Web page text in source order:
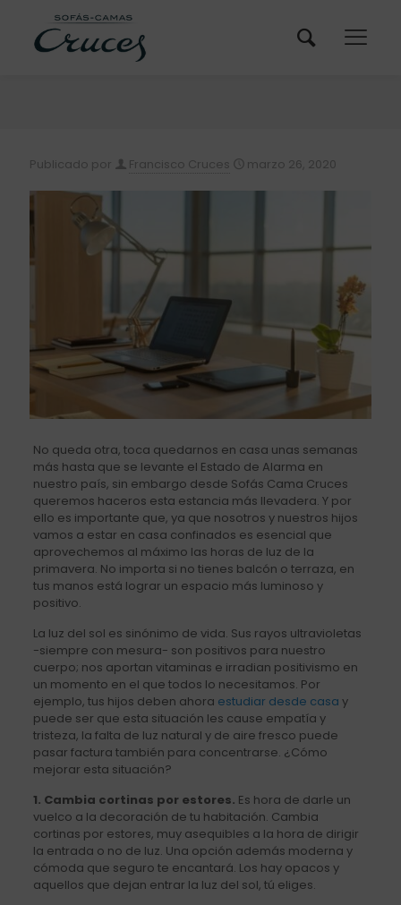
Publicado por Francisco Cruces marzo 26, 2020
No queda otra, toca quedarnos en casa unas semanas
más hasta que se levante el Estado de Alarma en
nuestro país, sin embargo desde Sofás Cama Cruces
queremos haceros esta estancia más llevadera. Y por
ello es importante que, ya que nosotros y nuestros hijos
vamos a estar en casa confinados es esencial que
aprovechemos al máximo las horas de luz de la
primavera. No importa si no tienes balcón o terraza, en
tus manos está lograr un espacio más luminoso y
positivo.
La luz del sol es sinónimo de vida. Sus rayos ultravioletas
-siempre con mesura- son positivos para nuestro
cuerpo; nos aportan vitaminas e irradian positivismo en
un momento en el que todos lo necesitamos. Por
ejemplo, tus hijos deben ahora estudiar desde casa y
puede ser que esta situación les cause empatía y
tristeza, la falta de luz natural y de aire fresco puede
pasar factura también para concentrarse. ¿Cómo
mejorar esta situación?
1. Cambia cortinas por estores. Es hora de darle un
vuelco a la decoración de tu habitación. Cambia
cortinas por estores, muy asequibles a la hora de dirigir
la entrada o no de luz. Una opción además moderna y
cómoda que seguro te encantará. Los hay opacos y
aquellos que dejan entrar la luz del sol, tú eliges.